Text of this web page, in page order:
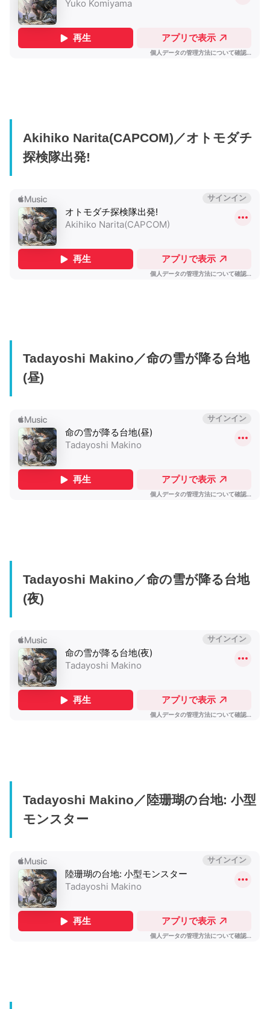
Akihiko Narita(CAPCOM)／オトモダチ
探検隊出発!
Tadayoshi Makino／命の雪が降る台地
(昼)
Tadayoshi Makino／命の雪が降る台地
(夜)
Tadayoshi Makino／陸珊瑚の台地: 小型
モンスター